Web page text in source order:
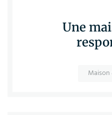
Une
Maison